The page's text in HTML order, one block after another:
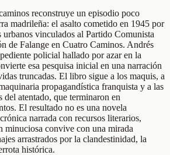
reconstruye un episodio poco
madrileña: el asalto cometido en 1945 por
vinculados al Partido Comunista
de Falange en Cuatro Caminos. Andrés
policial hallado por azar en la
esa pesquisa inicial en una narración
truncadas. El libro sigue a los maquis, a
propagandística franquista y a las
del atentado, que terminaron en
El resultado no es una novela
narrada con recursos literarios,
minuciosa convive con una mirada
arrastrados por la clandestinidad, la
histórica.